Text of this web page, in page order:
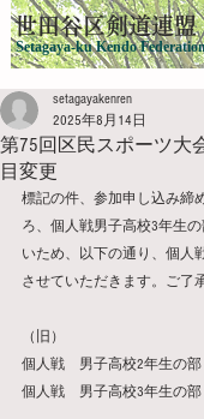
​世田谷区剣道連盟
Setagaya-ku Kendo
第75回区民スポーツ
目変更
setagayakenren
2025年8月14日
標記の件、参加申し込み締
ろ、個人戦男子高校3年生
いため、以下の通り、個人
させていただきます。ご了
（旧）
個人戦　男子高校2年生の部
個人戦　男子高校3年生の部